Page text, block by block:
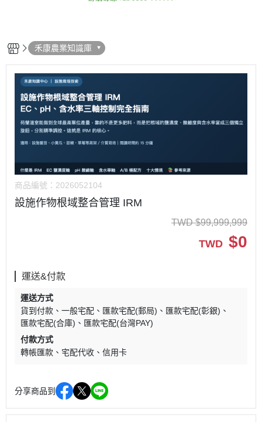
禾康農業知識庫
商品編號： 2026052104
設施作物根域整合管理 IRM
TWD $99,999,999
TWD $0
運送&付款
運送方式
貨到付款
一般宅配 匯款宅配(郵局)
匯款宅配(彰銀)
匯款宅配(合庫)
匯款宅配(台灣PAY)
付款方式
轉帳匯款
宅配代收 信用卡
分享商品到